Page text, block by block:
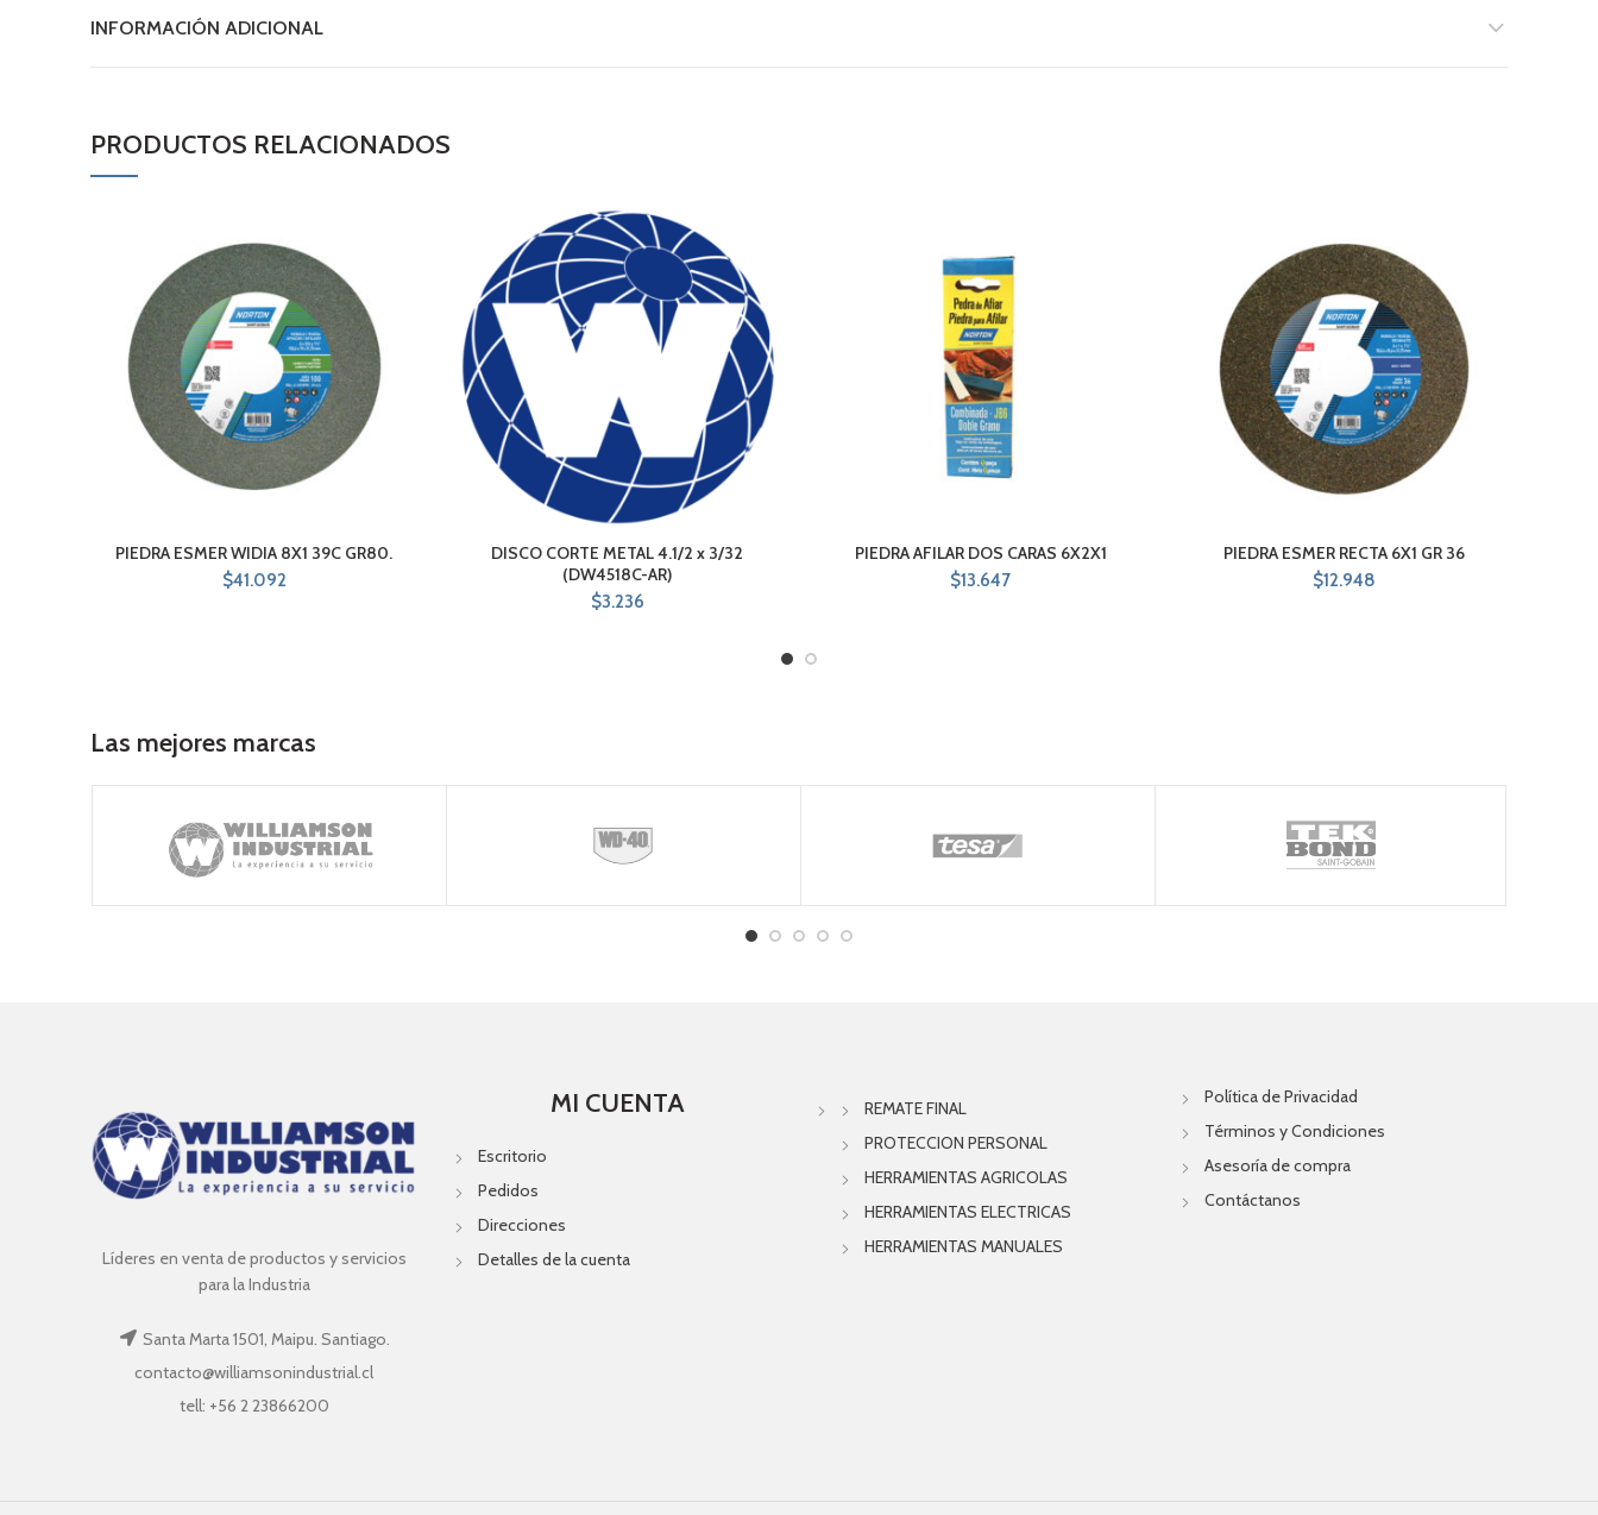
INFORMACIÓN ADICIONAL
PRODUCTOS RELACIONADOS
PIEDRA ESMER WIDIA 8X1 39C GR80.
$41.092
DISCO CORTE METAL 4.1/2 x 3/32
(DW4518C-AR)
$3.236
PIEDRA AFILAR DOS CARAS 6X2X1
$13.647
PIEDRA ESMER RECTA 6X1 GR 36
$12.948
Las mejores marcas
Líderes en venta de productos y servicios
para la Industria
Santa Marta 1501, Maipu. Santiago.
contacto@williamsonindustrial.cl
tell: +56 2 23866200
MI CUENTA
Escritorio
Pedidos
Direcciones
Detalles de la cuenta
REMATE FINAL
PROTECCION PERSONAL
HERRAMIENTAS AGRICOLAS
HERRAMIENTAS ELECTRICAS
HERRAMIENTAS MANUALES
Política de Privacidad
Términos y Condiciones
Asesoría de compra
Contáctanos